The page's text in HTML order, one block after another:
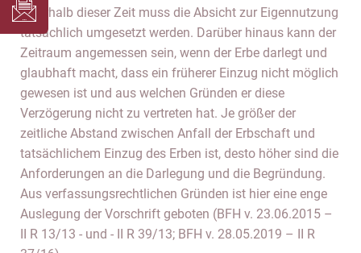
Innerhalb dieser Zeit muss die Absicht zur Eigennutzung
tatsächlich umgesetzt werden. Darüber hinaus kann der
Zeitraum angemessen sein, wenn der Erbe darlegt und
glaubhaft macht, dass ein früherer Einzug nicht möglich
gewesen ist und aus welchen Gründen er diese
Verzögerung nicht zu vertreten hat. Je größer der
zeitliche Abstand zwischen Anfall der Erbschaft und
tatsächlichem Einzug des Erben ist, desto höher sind die
Anforderungen an die Darlegung und die Begründung.
Aus verfassungsrechtlichen Gründen ist hier eine enge
Auslegung der Vorschrift geboten (BFH v. 23.06.2015 –
II R 13/13 - und - II R 39/13; BFH v. 28.05.2019 – II R